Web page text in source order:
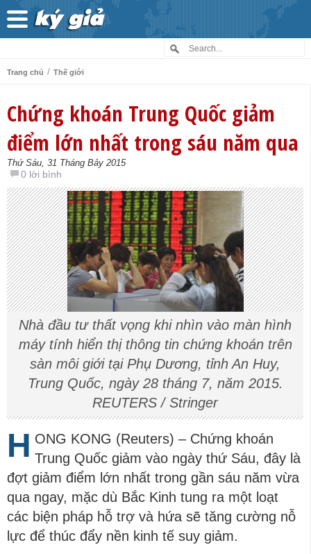
Trang chủ / Thế giới
Chứng khoán Trung Quốc giảm
điểm lớn nhất trong sáu năm qua
Thứ Sáu, 31 Tháng Bảy 2015
0 lời bình
Nhà đầu tư thất vọng khi nhìn vào màn hình
máy tính hiển thị thông tin chứng khoán trên
sàn môi giới tại Phụ Dương, tỉnh An Huy,
Trung Quốc, ngày 28 tháng 7, năm 2015.
REUTERS / Stringer
H ONG KONG (Reuters) – Chứng khoán
Trung Quốc giảm vào ngày thứ Sáu, đây là
đợt giảm điểm lớn nhất trong gần sáu năm vừa
qua ngay, mặc dù Bắc Kinh tung ra một loạt
các biện pháp hỗ trợ và hứa sẽ tăng cường nỗ
lực để thúc đẩy nền kinh tế suy giảm.